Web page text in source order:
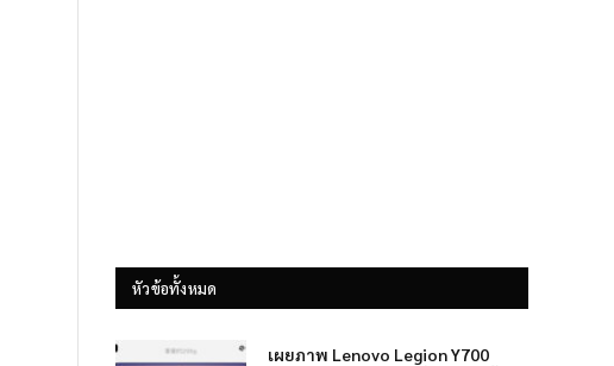
หัวข้อทั้งหมด
เผยภาพ Lenovo Legion Y700